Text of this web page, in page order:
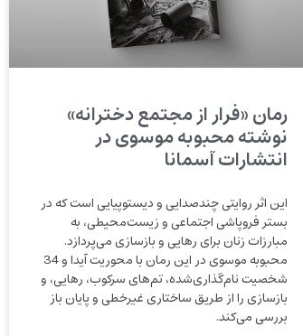
رمان «فرار از مجتمع دخترانه»
نوشته محبوبه موسوی در
انتشارات آسمانا
این اثر روایتی چندصدایی و دیستوپیایی است که در
بستر فروپاشی اجتماعی و زیست‌محیطی، به
مبارزات زنان برای رهایی و بازسازی می‌پردازد.
محبوبه موسوی در این رمان با محوریت آیدا و 34
شخصیت نام‌گذاری‌شده، تم‌های سرکوب، رهایی، و
بازسازی را از طریق ساختاری غیرخطی و پایان باز
بررسی می‌کند.